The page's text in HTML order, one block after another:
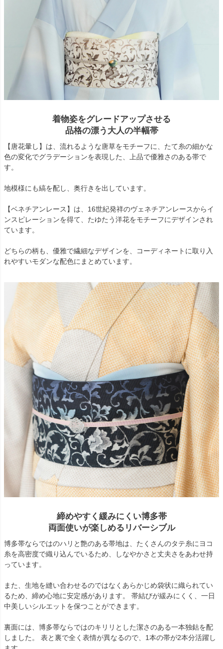
着物姿をグレードアップさせる
品格の漂う大人の半幅帯
【唐花暈し】は、流れるような唐草をモチーフに、たて糸の細かな
色の変化でグラデーションを表現した、上品で優雅さのある帯で
す。
地模様にも縞を配し、奥行きを出しています。
【ベネチアンレース】は、16世紀発祥のヴェネチアンレースからイ
ンスピレーションを得て、たゆたう洋花をモチーフにデザインされ
ています。
どちらの柄も、優雅で繊細なデザインを、コーディネートに取り入
れやすいモダンな配色にまとめています。
締めやすく緩みにくい博多帯
両面使いが楽しめるリバーシブル
博多帯ならではのハリと艶のある帯地は、たくさんのタテ糸にヨコ
糸を高密度で織り込んでいるため、しなやかさと丈夫さをあわせ持
っています。
また、生地を縫い合わせるのではなくあらかじめ袋状に織られてい
るため、締め心地に安定感があります。 帯結びが緩みにくく、一日
中美しいシルエットを保つことができます。
裏面には、博多帯ならではのキリリとした潔さのある一本独鈷を配
しました。 表と裏で全く表情が異なるので、1本の帯が2本分活躍し